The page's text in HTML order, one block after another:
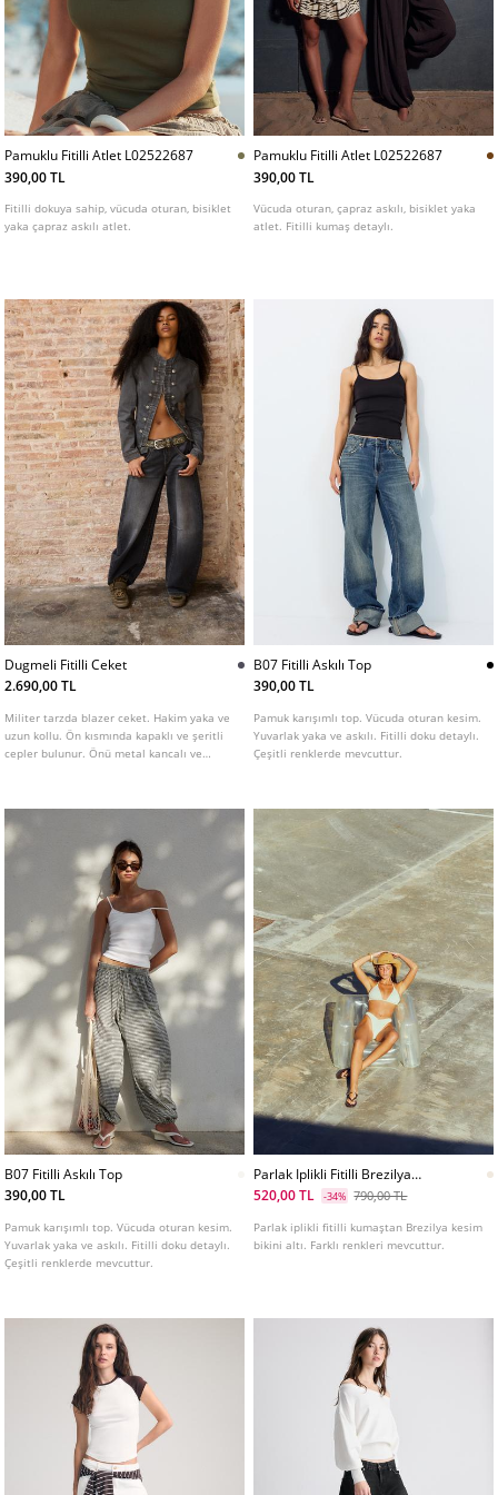
Pamuklu Fitilli Atlet L02522687
390,00 TL
Fitilli dokuya sahip, vücuda oturan, bisiklet
yaka çapraz askılı atlet.
Pamuklu Fitilli Atlet L02522687
390,00 TL
Vücuda oturan, çapraz askılı, bisiklet yaka
atlet. Fitilli kumaş detaylı.
Dugmeli Fitilli Ceket
2.690,00 TL
Militer tarzda blazer ceket. Hakim yaka ve
uzun kollu. Ön kısmında kapaklı ve şeritli
cepler bulunur. Önü metal kancalı ve
B07 Fitilli Askılı Top
390,00 TL
Pamuk karışımlı top. Vücuda oturan kesim.
Yuvarlak yaka ve askılı. Fitilli doku detaylı.
Çeşitli renklerde mevcuttur.
B07 Fitilli Askılı Top
390,00 TL
Pamuk karışımlı top. Vücuda oturan kesim.
Yuvarlak yaka ve askılı. Fitilli doku detaylı.
Çeşitli renklerde mevcuttur.
Parlak Iplikli Fitilli Brezilya
Bikini Altı
520,00 TL -34% 790,00 TL
Parlak iplikli fitilli kumaştan Brezilya kesim
bikini altı. Farklı renkleri mevcuttur.